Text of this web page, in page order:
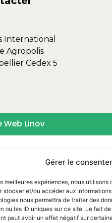
Gérer le
meilleures expériences, nous
stocker et/ou accéder aux
nous permettra de traiter des
ou les ID uniques sur ce site. Le fait
peut avoir un effet négatif sur
International
Agropolis
Cedex 5
Web Linov